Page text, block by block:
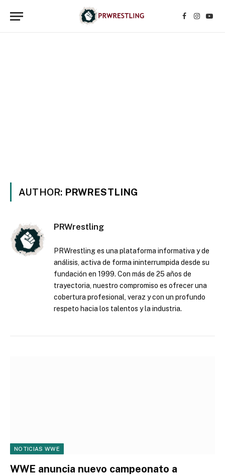
Facebook
AUTHOR: PRWRESTLING
PRWrestling
PRWrestling es una plataforma informativa y de
análisis, activa de forma ininterrumpida desde su
fundación en 1999. Con más de 25 años de
trayectoria, nuestro compromiso es ofrecer una
cobertura profesional, veraz y con un profundo
respeto hacia los talentos y la industria.
NOTICIAS WWE
WWE anuncia nuevo campeonato a